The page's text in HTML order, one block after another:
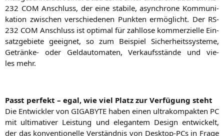
232 COM Anschluss, der eine sta­bi­le, asyn­chro­ne Kom­mu­ni­
ka­ti­on zwi­schen ver­schie­de­nen Punk­ten ermög­licht. Der RS-
232 COM Anschluss ist opti­mal für zahl­lo­se kom­mer­zi­el­le Ein­
satz­ge­bie­te geeig­net, so zum Bei­spiel Sicher­heits­sys­te­me,
Geträn­ke- oder Geld­au­to­ma­ten, Ver­kaufs­stän­de und vie­
les mehr.
Passt per­fekt – egal, wie viel Platz zur Ver­fü­gung steht
Die Ent­wick­ler von GIGABYTE haben einen ultra­kom­pak­ten PC
mit ulti­ma­ti­ver Leis­tung und ele­gan­tem Design ent­wi­ckelt,
der das kon­ven­tio­nel­le Ver­ständ­nis von Desk­top-PCs in Fra­ge